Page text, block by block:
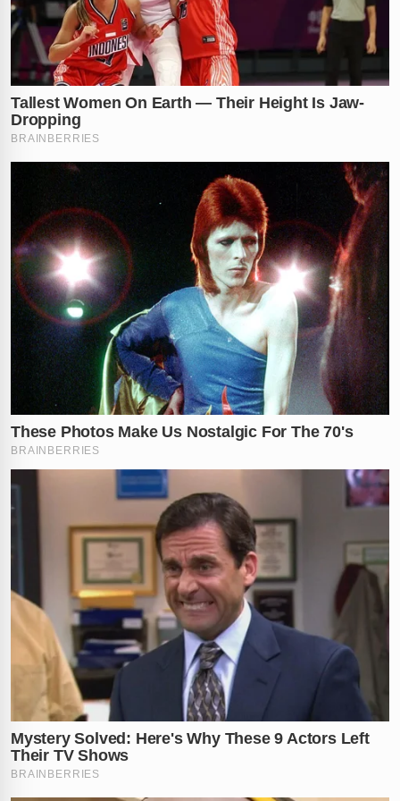
acionados para intervir na ocorrência após serem
procurados pelo próprio motorista. O trabalhador
relatou aos policiais que havia sido agredido e solicitou
apenas que a mulher fosse retirada do veículo para
que ele pudesse seguir o itinerário, afirmando
inicialmente que
criminal.
Entretanto, a situação se complicou quando a
passageira, que apresentavasinais visíveis de
embriaguez, passou a desacatar as autoridades.
Segundo os agentes da corporação, a mulher de43
anosproferiu ofensas e também tentou agredir a
equipe policial com chutes, demonstrando um
comportamento totalmente descontrolado durante a
abordagem.
Diante da resistência e das agressões contra os
policiais, a mulher foi detida e conduzida à delegacia da
região. A defesa da passageira alegou que ela também
teria sido agredida pelo motorista antes do início das
filmagens, criando um impasse sobre a origem exata do
conflito que paralisou o transporte na
Zona Oeste do
O caso agora segue sob investigação para apurar as
responsabilidades de ambos os envolvidos. O episódio
levanta novamente o debate sobre a segurança de
motoristas e passageiros nos ônibus do
Rio de Janeiro
onde conflitos verbais têm se transformado em
violência física com uma frequência alarmante.